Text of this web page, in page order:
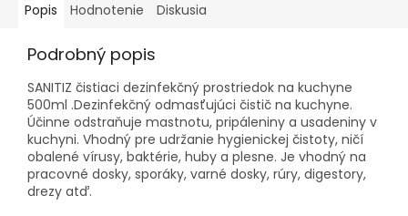
Popis Hodnotenie Diskusia
Podrobný popis
SANITIZ čistiaci dezinfekčný prostriedok na kuchyne
500ml .Dezinfekčný odmasťujúci čistič na kuchyne.
Účinne odstraňuje mastnotu, pripáleniny a usadeniny v
kuchyni. Vhodný pre udržanie hygienickej čistoty, ničí
obalené vírusy, baktérie, huby a plesne. Je vhodný na
pracovné dosky, sporáky, varné dosky, rúry, digestory,
drezy atď.